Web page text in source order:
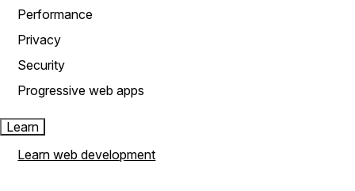
Performance
Privacy
Security
Progressive web apps
Learn
Learn web development